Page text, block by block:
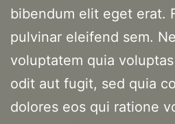
bibendum elit eget erat.
pulvinar eleifend sem.
voluptatem quia
odit aut fugit, sed quia
dolores eos qui ratione